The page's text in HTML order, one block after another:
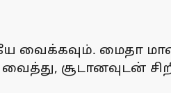
வைக்கவும். மைதா
சூடானவுடன்